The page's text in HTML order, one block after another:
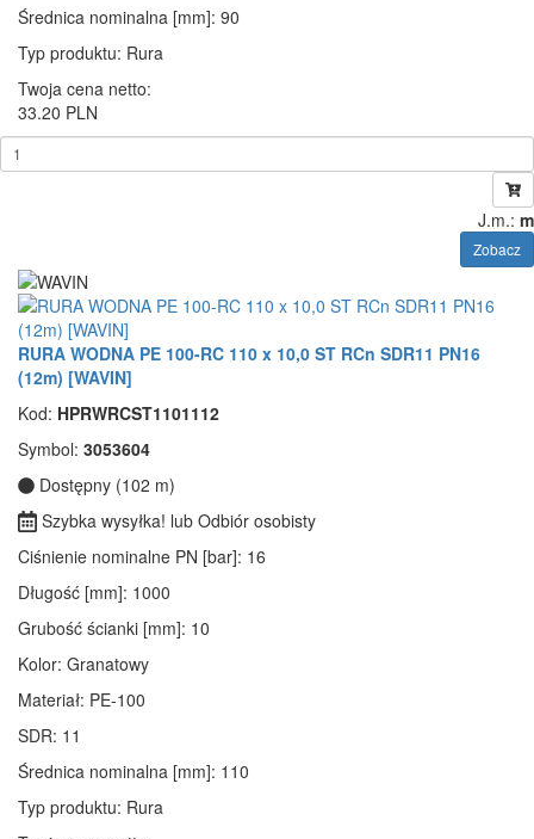
Średnica nominalna [mm]: 90
Typ produktu: Rura
Twoja cena netto:
33.20 PLN
J.m.: m
Zobacz
RURA WODNA PE 100-RC 110 x 10,0 ST RCn SDR11 PN16
(12m) [WAVIN]
Kod: HPRWRCST1101112
Symbol: 3053604
Dostępny (102 m)
Szybka wysyłka! lub Odbiór osobisty
Ciśnienie nominalne PN [bar]: 16
Długość [mm]: 1000
Grubość ścianki [mm]: 10
Kolor: Granatowy
Materiał: PE-100
SDR: 11
Średnica nominalna [mm]: 110
Typ produktu: Rura